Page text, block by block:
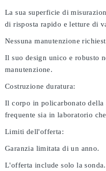
La sua superficie di
di risposta rapido e letture di
Nessuna manutenzione
Il suo design unico e robusto
manutenzione.
Costruzione duratura:
Il corpo in policarbonato della
frequente sia in laboratorio
Limiti dell'offerta:
Garanzia limitata di un anno.
L'offerta include solo la sonda.